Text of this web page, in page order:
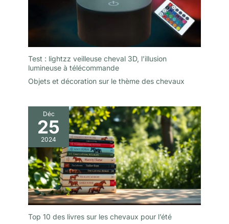
Test : lightzz veilleuse cheval 3D, l’illusion
lumineuse à télécommande
Objets et décoration sur le thème des chevaux
Déc
25
2024
Top 10 des livres sur les chevaux pour l’été